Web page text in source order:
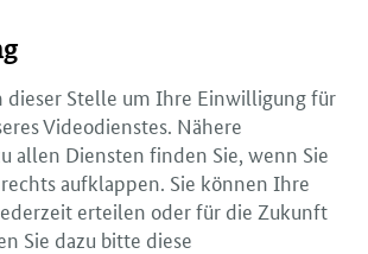
dieser Stelle um Ihre Einwilligung für
Videodienstes. Nähere
allen Diensten finden Sie, wenn Sie
aufklappen. Sie können Ihre
erteilen oder für die Zukunft
Sie dazu bitte diese